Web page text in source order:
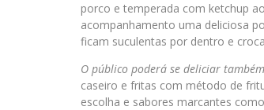
porco e temperada com ketchup
acompanhamento uma deliciosa
ficam suculentas por dentro e
O público poderá se deliciar também
caseiro e fritas com método de
escolha e sabores marcantes